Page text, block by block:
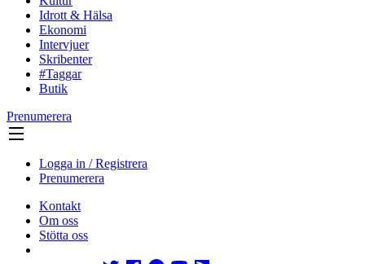
Idrott & Hälsa
Ekonomi
Intervjuer
Skribenter
#Taggar
Butik
Prenumerera
Logga in / Registrera
Prenumerera
Kontakt
Om oss
Stötta oss